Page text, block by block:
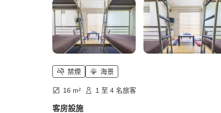
禁煙 海景
16 m² 1 至 4 名旅客
客房設施